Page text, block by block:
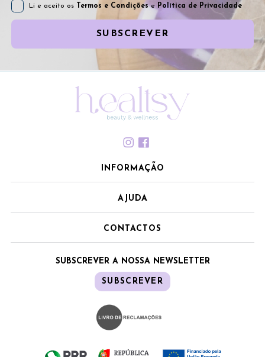
Li e aceito os Termos e Condiçõese Política de Privacidade
SUBSCREVER
INFORMAÇÃO
AJUDA
CONTACTOS
SUBSCREVER A NOSSA NEWSLETTER
SUBSCREVER